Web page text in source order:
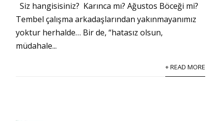
Siz hangisisiniz? Karınca mı? Ağustos Böceği mi?
Tembel çalışma arkadaşlarından yakınmayanımız
yoktur herhalde… Bir de, “hatasız olsun,
müdahale...
+ READ MORE